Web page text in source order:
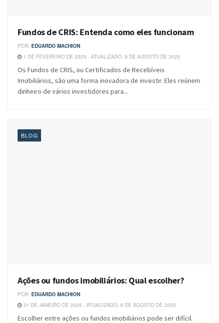
Fundos de CRIS: Entenda como eles funcionam
POR: EDUARDO MACHION
1 DE FEVEREIRO DE 2025 - ATUALIZADO: 9 DE AGOSTO DE 2025
Os Fundos de CRIS, ou Certificados de Recebíveis
Imobiliários, são uma forma inovadora de investir. Eles reúnem
dinheiro de vários investidores para...
BLOG
Ações ou fundos imobiliários: Qual escolher?
POR: EDUARDO MACHION
31 DE JANEIRO DE 2025 - ATUALIZADO: 9 DE AGOSTO DE 2025
Escolher entre ações ou fundos imobiliários pode ser difícil.